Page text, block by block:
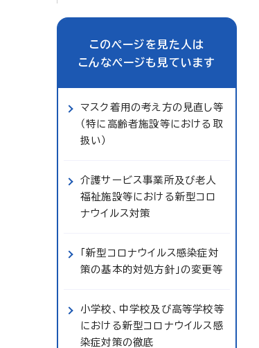
このページを見た人は
こんなページも見ています
マスク着用の考え方の見直し等
（特に高齢者施設等における取
扱い）
介護サービス事業所及び老人
福祉施設等における新型コロ
ナウイルス対策
「新型コロナウイルス感染症対
策の基本的対処方針」の変更等
小学校、中学校及び高等学校等
における新型コロナウイルス感
染症対策の徹底